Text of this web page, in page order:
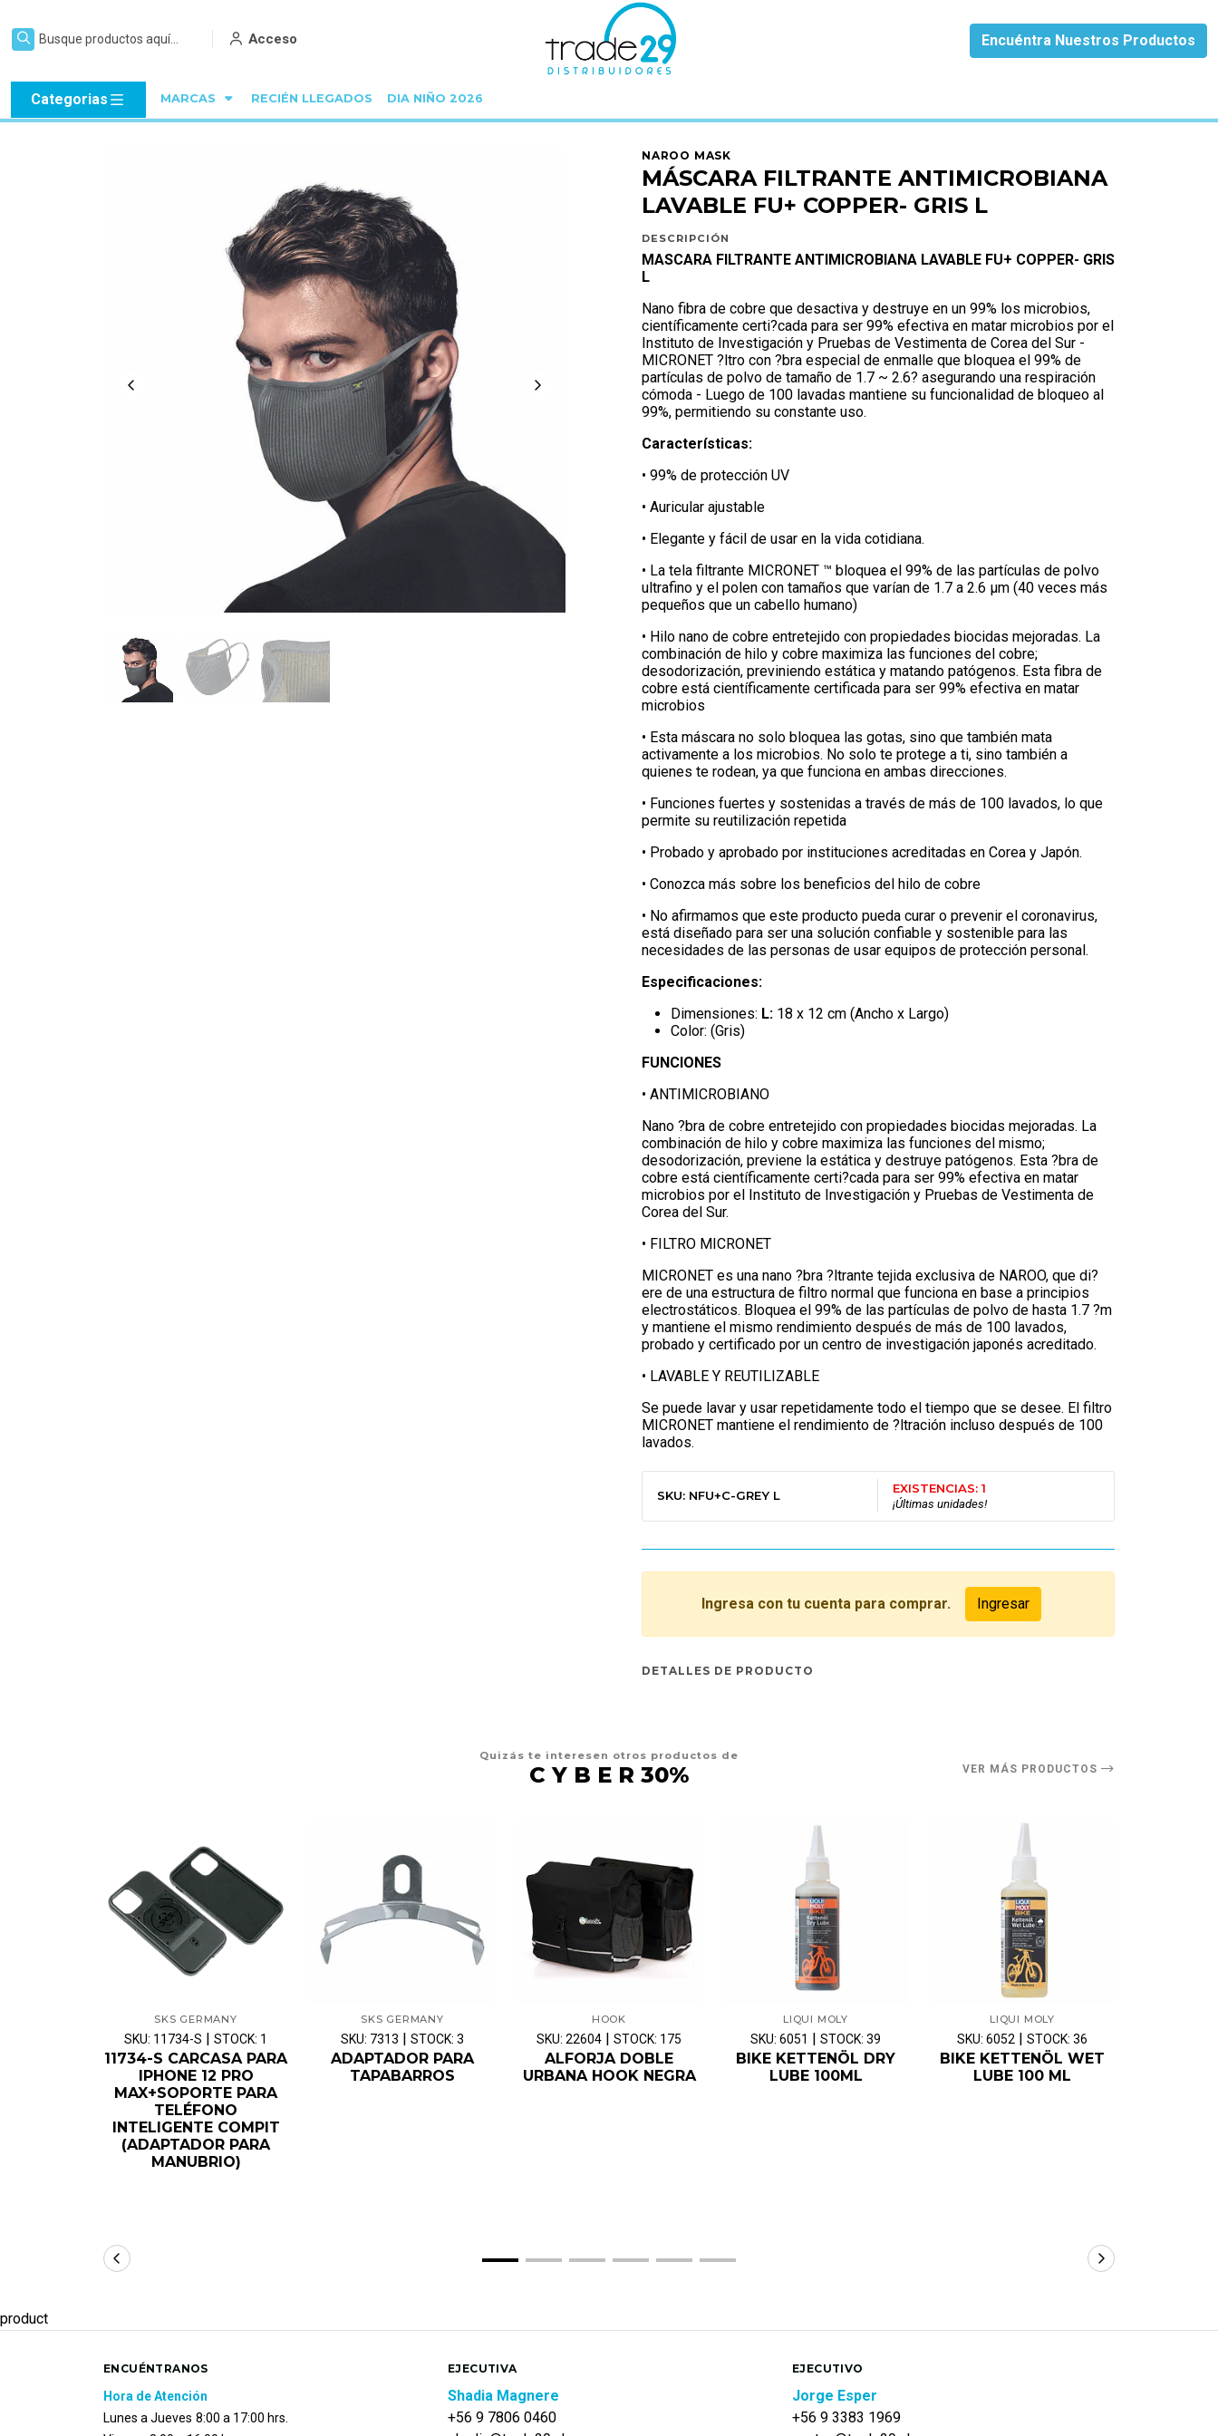
Acceso Encuéntra Nuestros Productos
Categorias MARCAS RECIÉN LLEGADOS DIA NIÑO 2026
Inicio C Y B E R C Y B E R 30%
NAROO MASK
MÁSCARA FILTRANTE ANTIMICROBIANA
LAVABLE FU+ COPPER- GRIS L
DESCRIPCIÓN
MASCARA FILTRANTE ANTIMICROBIANA LAVABLE FU+ COPPER- GRIS
L
Nano fibra de cobre que desactiva y destruye en un 99% los microbios,
científicamente certi?cada para ser 99% efectiva en matar microbios por el
Instituto de Investigación y Pruebas de Vestimenta de Corea del Sur -
MICRONET ?ltro con ?bra especial de enmalle que bloquea el 99% de
partículas de polvo de tamaño de 1.7 ~ 2.6? asegurando una respiración
cómoda - Luego de 100 lavadas mantiene su funcionalidad de bloqueo al
99%, permitiendo su constante uso.
Características:
• 99% de protección UV
• Auricular ajustable
• Elegante y fácil de usar en la vida cotidiana.
• La tela filtrante MICRONET ™ bloquea el 99% de las partículas de polvo
ultrafino y el polen con tamaños que varían de 1.7 a 2.6 µm (40 veces más
pequeños que un cabello humano)
• Hilo nano de cobre entretejido con propiedades biocidas mejoradas. La
combinación de hilo y cobre maximiza las funciones del cobre;
desodorización, previniendo estática y matando patógenos. Esta fibra de
cobre está científicamente certificada para ser 99% efectiva en matar
microbios
• Esta máscara no solo bloquea las gotas, sino que también mata
activamente a los microbios. No solo te protege a ti, sino también a
quienes te rodean, ya que funciona en ambas direcciones.
• Funciones fuertes y sostenidas a través de más de 100 lavados, lo que
permite su reutilización repetida
• Probado y aprobado por instituciones acreditadas en Corea y Japón.
• Conozca más sobre los beneficios del hilo de cobre
• No afirmamos que este producto pueda curar o prevenir el coronavirus,
está diseñado para ser una solución confiable y sostenible para las
necesidades de las personas de usar equipos de protección personal.
Especificaciones:
Dimensiones: L: 18 x 12 cm (Ancho x Largo)
Color: (Gris)
FUNCIONES
• ANTIMICROBIANO
Nano ?bra de cobre entretejido con propiedades biocidas mejoradas. La
combinación de hilo y cobre maximiza las funciones del mismo;
desodorización, previene la estática y destruye patógenos. Esta ?bra de
cobre está científicamente certi?cada para ser 99% efectiva en matar
microbios por el Instituto de Investigación y Pruebas de Vestimenta de
Corea del Sur.
• FILTRO MICRONET
MICRONET es una nano ?bra ?ltrante tejida exclusiva de NAROO, que di?
ere de una estructura de filtro normal que funciona en base a principios
electrostáticos. Bloquea el 99% de las partículas de polvo de hasta 1.7 ?m
y mantiene el mismo rendimiento después de más de 100 lavados,
probado y certificado por un centro de investigación japonés acreditado.
• LAVABLE Y REUTILIZABLE
Se puede lavar y usar repetidamente todo el tiempo que se desee. El filtro
MICRONET mantiene el rendimiento de ?ltración incluso después de 100
lavados.
SKU: NFU+C-GREY L
EXISTENCIAS: 1
¡Últimas unidades!
Ingresa con tu cuenta para comprar. Ingresar
DETALLES DE PRODUCTO
Quizás te interesen otros productos de
C Y B E R 30% VER MÁS PRODUCTOS
SKS GERMANY
SKU: 11734-S | STOCK: 1
11734-S CARCASA PARA
IPHONE 12 PRO
MAX+SOPORTE PARA
TELÉFONO
INTELIGENTE COMPIT
(ADAPTADOR PARA
MANUBRIO)
SKS GERMANY
SKU: 7313 | STOCK: 3
ADAPTADOR PARA
TAPABARROS
HOOK
SKU: 22604 | STOCK: 175
ALFORJA DOBLE
URBANA HOOK NEGRA
LIQUI MOLY
SKU: 6051 | STOCK: 39
BIKE KETTENÖL DRY
LUBE 100ML
LIQUI MOLY
SKU: 6052 | STOCK: 36
BIKE KETTENÖL WET
LUBE 100 ML
product
ENCUÉNTRANOS
Hora de Atención
Lunes a Jueves 8:00 a 17:00 hrs.
EJECUTIVA
Shadia Magnere
+56 9 7806 0460
EJECUTIVO
Jorge Esper
+56 9 3383 1969